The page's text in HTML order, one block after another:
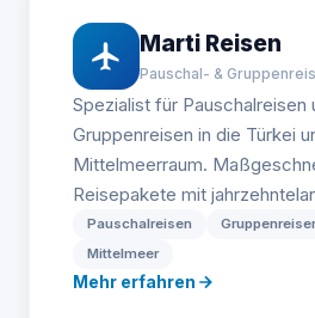
Marti Reisen
Pauschal- &
Spezialist für Pauschalreisen
Gruppenreisen in die Türkei
Mittelmeerraum.
Reisepakete mit
Pauschalreisen
Mittelmeer
Mehr erfahren